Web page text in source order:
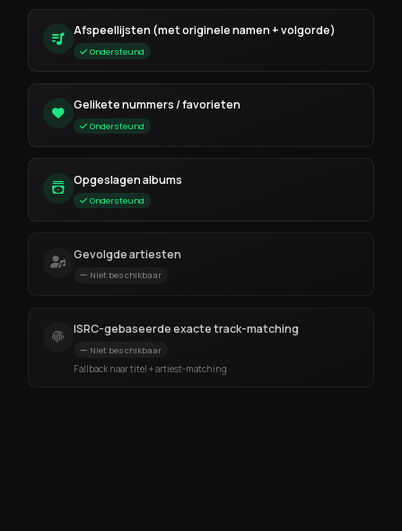
Afspeellijsten (met originele namen + volgorde)
Ondersteund
Gelikete nummers / favorieten
Ondersteund
Opgeslagen albums
Ondersteund
Gevolgde artiesten
Niet beschikbaar
ISRC-gebaseerde exacte track-matching
Niet beschikbaar
Fallback naar titel + artiest-matching